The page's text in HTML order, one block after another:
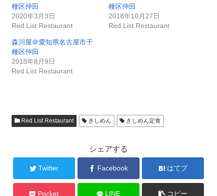
種区仲田
2020年3月3日
Red List Restaurant
種区仲田
2018年10月27日
Red List Restaurant
森川屋＠愛知県名古屋市千
種区仲田
2018年8月9日
Red List Restaurant
Red List Restaurant きしめん きしめん定食
シェアする
Twitter Facebook はてブ
Pocket LINE コピー